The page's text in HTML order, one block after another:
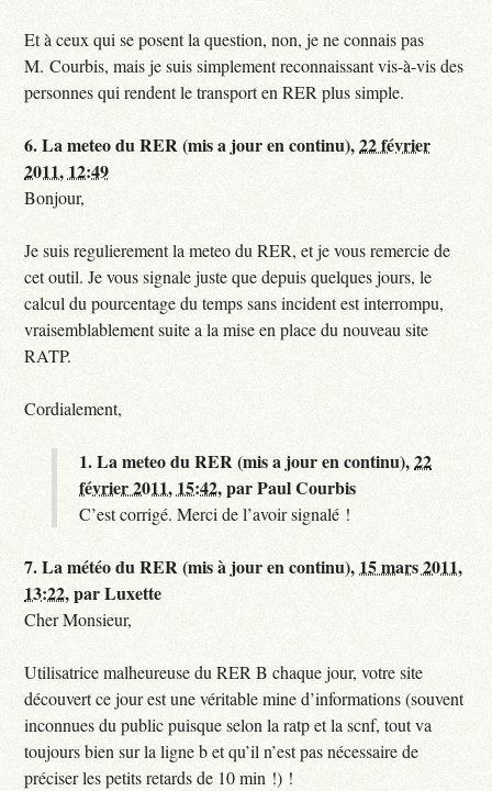
Et à ceux qui se posent la question, non, je ne connais pas
M. Courbis, mais je suis simplement reconnaissant vis-à-vis des
personnes qui rendent le transport en RER plus simple.
6.La meteo du RER (mis a jour en continu),22 février
2011, 12:49
Bonjour,
Je suis regulierement la meteo du RER, et je vous remercie de
cet outil. Je vous signale juste que depuis quelques jours, le
calcul du pourcentage du temps sans incident est interrompu,
vraisemblablement suite a la mise en place du nouveau site
RATP.
Cordialement,
1.La meteo du RER (mis a jour en continu),22
février 2011, 15:42,parPaul Courbis
C’est corrigé. Merci de l’avoir signalé !
7.La météo du RER (mis à jour en continu), 15 mars 2011,
13:22,parLuxette
Cher Monsieur,
Utilisatrice malheureuse du RER B chaque jour, votre site
découvert ce jour est une véritable mine d’informations (souvent
inconnues du public puisque selon la ratp et la scnf, tout va
toujours bien sur la ligne b et qu’il n’est pas nécessaire de
préciser les petits retards de 10 min !) !